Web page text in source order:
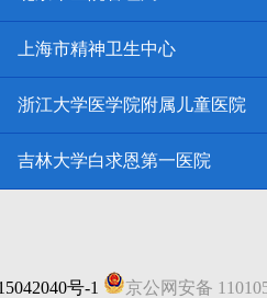
上海市精神卫生中心
浙江大学医学院附属儿童医院
吉林大学白求恩第一医院
号-1 京公网安备